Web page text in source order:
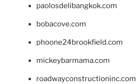
paolosdelibangkok.com
bobacove.com
phoone24brookfield.com
mickeybarmama.com
roadwayconstructioninc.com